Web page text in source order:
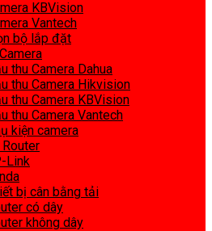
KBVision
Vantech
bộ lắp đặt
thu Camera Dahua
thu Camera Hikvision
thu Camera KBVision
thu Camera Vantech
kiện camera
Link
bị cân bằng tải
có dây
không dây